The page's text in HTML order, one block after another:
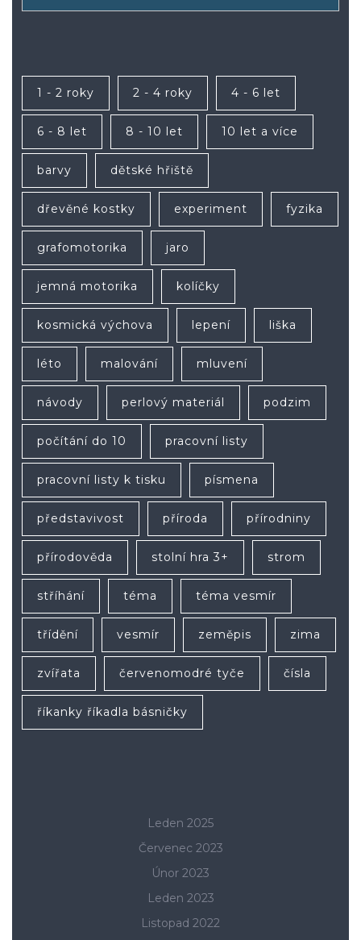
1 - 2 roky 2 - 4 roky 4 - 6 let
6 - 8 let 8 - 10 let 10 let a více
barvy dětské hřiště
dřevěné kostky experiment fyzika
grafomotorika jaro
jemná motorika kolíčky
kosmická výchova lepení liška
léto malování mluvení
návody perlový materiál podzim
počítání do 10 pracovní listy
pracovní listy k tisku písmena
představivost příroda přírodniny
přírodověda stolní hra 3+ strom
stříhání téma téma vesmír
třídění vesmír zeměpis zima
zvířata červenomodré tyče čísla
říkanky říkadla básničky
Leden 2025
Červenec 2023
Únor 2023
Leden 2023
Listopad 2022